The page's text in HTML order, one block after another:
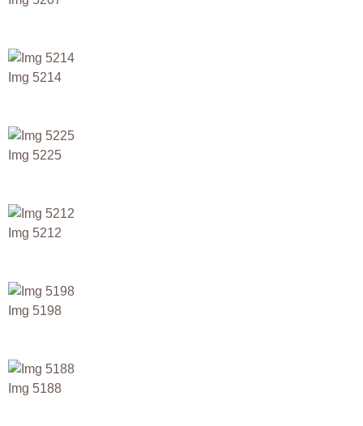
Img 5214
Img 5225
Img 5212
Img 5198
Img 5188